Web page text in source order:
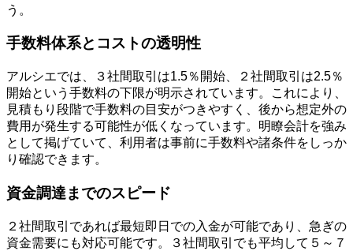
う。
手数料体系とコストの透明性
アルシエでは、３社間取引は1.5％開始、２社間取引は2.5％
開始という手数料の下限が明示されています。これにより、
見積もり段階で手数料の目安がつきやすく、後から想定外の
費用が発生する可能性が低くなっています。明瞭会計を強み
として掲げていて、利用者は事前に手数料や諸条件をしっか
り確認できます。
資金調達までのスピード
２社間取引であれば最短即日での入金が可能であり、急ぎの
資金需要にも対応可能です。３社間取引でも平均して５～７